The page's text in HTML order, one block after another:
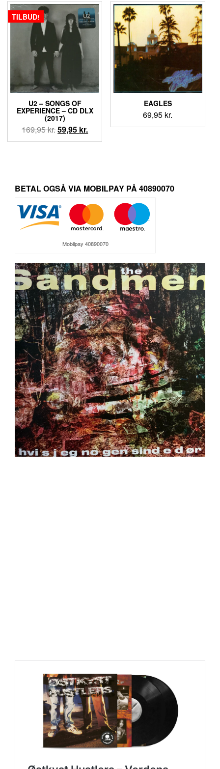
129,95 kr..99,95 kr..
TILBUD!
U2 – SONGS OF
EXPERIENCE – CD DLX
(2017)
169,95kr.Den
oprindelige
59,95 kr.Den
aktuelle
EAGLES
69,95 kr.
BETAL OGSÅ VIA MOBILPAY PÅ 40890070
Mobilpay 40890070